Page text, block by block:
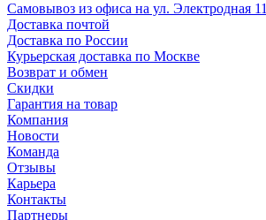
Самовывоз из офиса на ул. Электродная 11
Доставка почтой
Доставка по России
Курьерская доставка по Москве
Возврат и обмен
Скидки
Гарантия на товар
Компания
Новости
Команда
Отзывы
Карьера
Контакты
Партнеры